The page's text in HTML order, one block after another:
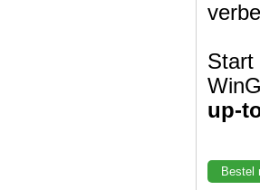
Start
up-
Bestel